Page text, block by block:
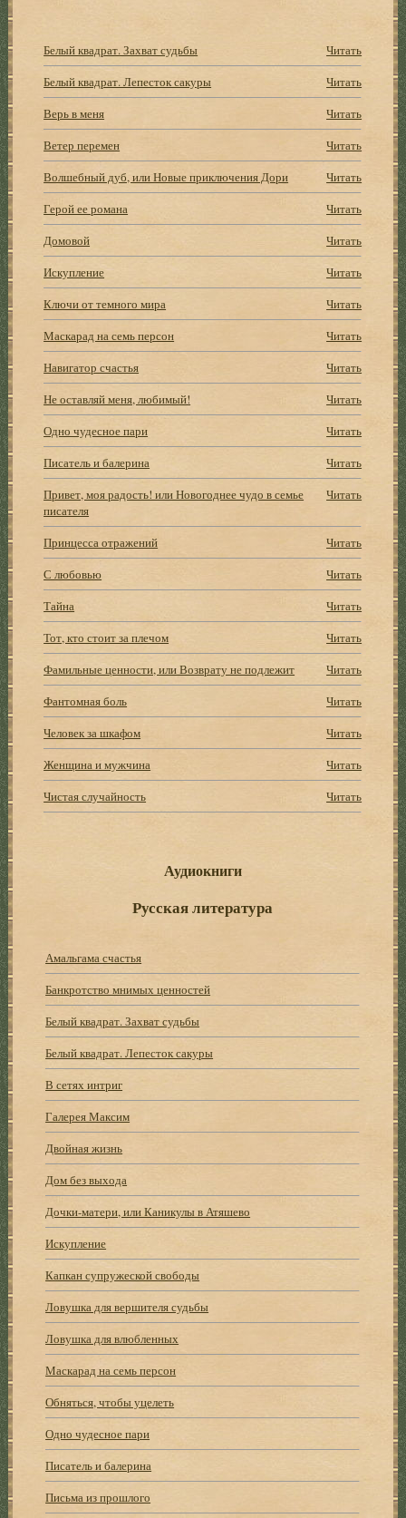
Белый квадрат. Захват судьбы
Читать
Белый квадрат. Лепесток сакуры
Читать
Верь в меня
Читать
Ветер перемен
Читать
Волшебный дуб, или Новые приключения Дори
Читать
Герой ее романа
Читать
Домовой
Читать
Искупление
Читать
Ключи от темного мира
Читать
Маскарад на семь персон
Читать
Навигатор счастья
Читать
Не оставляй меня, любимый!
Читать
Одно чудесное пари
Читать
Писатель и балерина
Читать
Привет, моя радость! или Новогоднее чудо в семье
писателя
Читать
Принцесса отражений
Читать
С любовью
Читать
Тайна
Читать
Тот, кто стоит за плечом
Читать
Фамильные ценности, или Возврату не подлежит
Читать
Фантомная боль
Читать
Человек за шкафом
Читать
Женщина и мужчина
Читать
Чистая случайность
Читать
Аудиокниги
Русская литература
Амальгама счастья
Банкротство мнимых ценностей
Белый квадрат. Захват судьбы
Белый квадрат. Лепесток сакуры
В сетях интриг
Галерея Максим
Двойная жизнь
Дом без выхода
Дочки-матери, или Каникулы в Атяшево
Искупление
Капкан супружеской свободы
Ловушка для вершителя судьбы
Ловушка для влюбленных
Маскарад на семь персон
Обняться, чтобы уцелеть
Одно чудесное пари
Писатель и балерина
Письма из прошлого